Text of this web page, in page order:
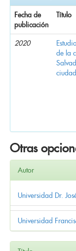
Fecha de
publicación
Título
2020
de la
Otras
Autor
Universidad Dr.
Universidad